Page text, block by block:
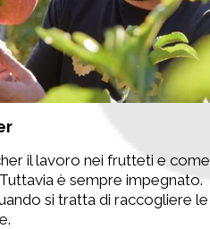
il lavoro nei frutteti e come
è sempre impegnato.
si tratta di raccogliere le